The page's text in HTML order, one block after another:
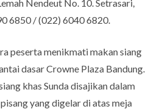
Nendeut No. 10. Setrasari,
6850 / (022) 6040 6820.
peserta menikmati makan siang
dasar Crowne Plaza Bandung.
khas Sunda disajikan dalam
yang digelar di atas meja